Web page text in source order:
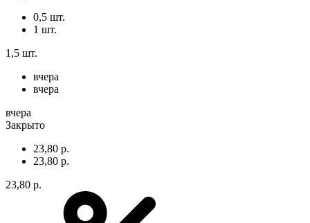
0,5 шт.
1 шт.
1,5 шт.
вчера
вчера
вчера
Закрыто
23,80 р.
23,80 р.
23,80 р.